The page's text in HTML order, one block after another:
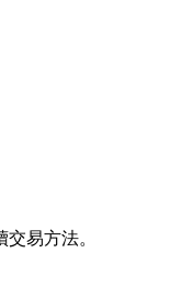
易方法。